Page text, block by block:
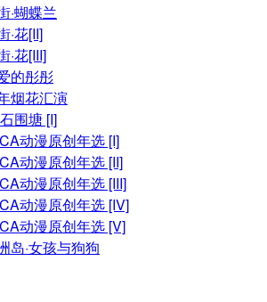
·蝴蝶兰
·花[II]
·花[III]
的彤彤
烟花汇演
围塘 [I]
动漫原创年选 [I]
动漫原创年选 [II]
动漫原创年选 [III]
动漫原创年选 [IV]
动漫原创年选 [V]
岛·女孩与狗狗